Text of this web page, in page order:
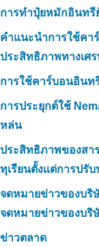
การทำปุ๋ยหมักอินท
คำแนะนำการใช้คา
ประสิทธิภาพทางเศ
การใช้คาร์บอนอินท
การประยุกต์ใช้
หล่น
ประสิทธิภาพของสา
ทุเรียนตั้งแต่การปรั
จดหมายข่าวของบริ
จดหมายข่าวของบริ
ข่าวตลาด